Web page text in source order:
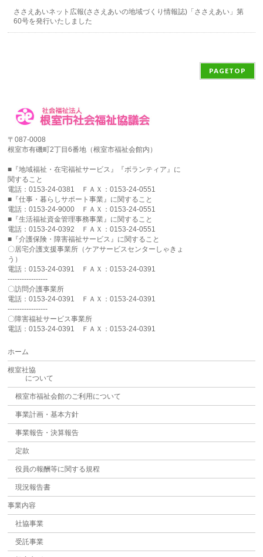
ささえあいネット広報(ささえあいの地域づくり情報誌)「ささえあい」第
60号を発行いたしました
PAGETOP
〒087-0008
根室市有磯町2丁目6番地（根室市福祉会館内）
■『地域福祉・在宅福祉サービス』『ボランティア』に
関すること
電話：0153-24-0381 ＦＡＸ：0153-24-0551
■『仕事・暮らしサポート事業』に関すること
電話：0153-24-9000 ＦＡＸ：0153-24-0551
■『生活福祉資金管理事務事業』に関すること
電話：0153-24-0392 ＦＡＸ：0153-24-0551
■『介護保険・障害福祉サービス』に関すること
〇居宅介護支援事業所（ケアサービスセンターしゃきょ
う）
電話：0153-24-0391 ＦＡＸ：0153-24-0391
-----------------
〇訪問介護事業所
電話：0153-24-0391 ＦＡＸ：0153-24-0391
-----------------
〇障害福祉サービス事業所
電話：0153-24-0391 ＦＡＸ：0153-24-0391
ホーム
根室社協
について
根室市福祉会館のご利用について
事業計画・基本方針
事業報告・決算報告
定款
役員の報酬等に関する規程
現況報告書
事業内容
社協事業
受託事業